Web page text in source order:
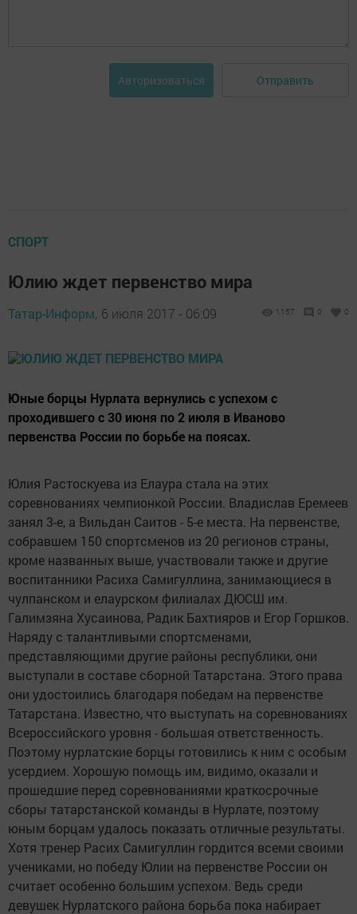
Авторизоваться Отправить
СПОРТ
Юлию ждет первенство мира
Татар-Информ, 6 июля 2017 - 06:09 1157 0 0
Юные борцы Нурлата вернулись с успехом с
проходившего с 30 июня по 2 июля в Иваново
первенства России по борьбе на поясах.
Юлия Растоскуева из Елаура стала на этих
соревнованиях чемпионкой России. Владислав Еремеев
занял 3-е, а Вильдан Саитов - 5-е места. На первенстве,
собравшем 150 спортсменов из 20 регионов страны,
кроме названных выше, участвовали также и другие
воспитанники Расиха Самигуллина, занимающиеся в
чулпанском и елаурском филиалах ДЮСШ им.
Галимзяна Хусаинова, Радик Бахтияров и Егор Горшков.
Наряду с талантливыми спортсменами,
представляющими другие районы республики, они
выступали в составе сборной Татарстана. Этого права
они удостоились благодаря победам на первенстве
Татарстана. Известно, что выступать на соревнованиях
Всероссийского уровня - большая ответственность.
Поэтому нурлатские борцы готовились к ним с особым
усердием. Хорошую помощь им, видимо, оказали и
прошедшие перед соревнованиями краткосрочные
сборы татарстанской команды в Нурлате, поэтому
юным борцам удалось показать отличные результаты.
Хотя тренер Расих Самигуллин гордится всеми своими
учениками, но победу Юлии на первенстве России он
считает особенно большим успехом. Ведь среди
девушек Нурлатского района борьба пока набирает